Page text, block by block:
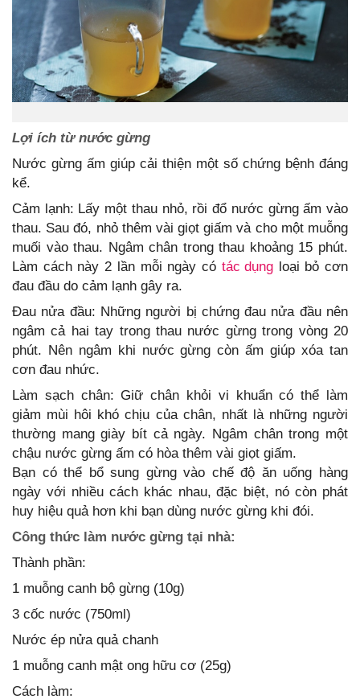
Lợi ích từ nước gừng
Nước gừng ấm giúp cải thiện một số chứng bệnh đáng
kể.
Cảm lạnh: Lấy một thau nhỏ, rồi đổ nước gừng ấm vào
thau. Sau đó, nhỏ thêm vài giọt giấm và cho một muỗng
muối vào thau. Ngâm chân trong thau khoảng 15 phút.
Làm cách này 2 lần mỗi ngày có tác dụngloại bỏ cơn
đau đầu do cảm lạnh gây ra.
Đau nửa đầu: Những người bị chứng đau nửa đầu nên
ngâm cả hai tay trong thau nước gừng trong vòng 20
phút. Nên ngâm khi nước gừng còn ấm giúp xóa tan
cơn đau nhức.
Làm sạch chân: Giữ chân khỏi vi khuẩn có thể làm
giảm mùi hôi khó chịu của chân, nhất là những người
thường mang giày bít cả ngày. Ngâm chân trong một
chậu nước gừng ấm có hòa thêm vài giọt giấm.
Bạn có thể bổ sung gừng vào chế độ ăn uống hàng
ngày với nhiều cách khác nhau, đặc biệt, nó còn phát
huy hiệu quả hơn khi bạn dùng nước gừng khi đói.
Công thức làm nước gừng tại nhà:
Thành phần:
1 muỗng canh bộ gừng (10g)
3 cốc nước (750ml)
Nước ép nửa quả chanh
1 muỗng canh mật ong hữu cơ (25g)
Cách làm: